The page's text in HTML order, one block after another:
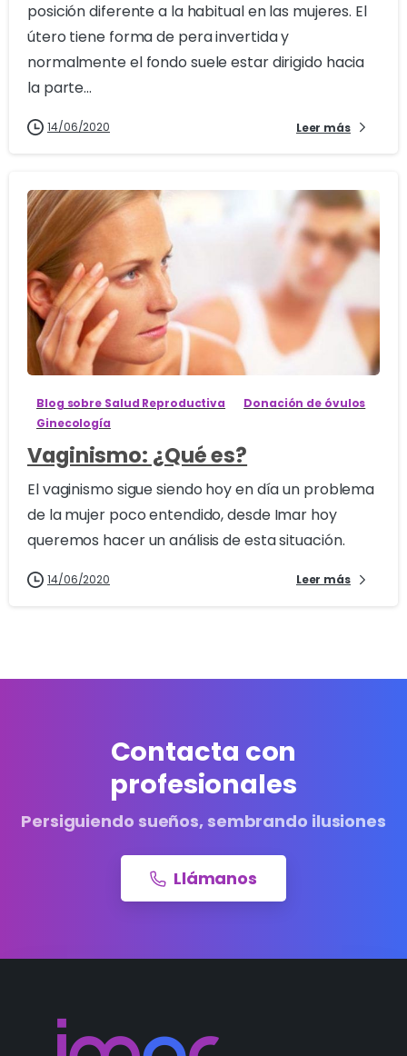
posición diferente a la habitual en las mujeres. El
útero tiene forma de pera invertida y
normalmente el fondo suele estar dirigido hacia
la parte...
14/06/2020 Leer más
Blog sobre Salud Reproductiva
Donación de óvulos
Ginecología
Vaginismo: ¿Qué es?
El vaginismo sigue siendo hoy en día un problema
de la mujer poco entendido, desde Imar hoy
queremos hacer un análisis de esta situación.
14/06/2020 Leer más
Contacta con
profesionales
Persiguiendo sueños, sembrando ilusiones
Llámanos